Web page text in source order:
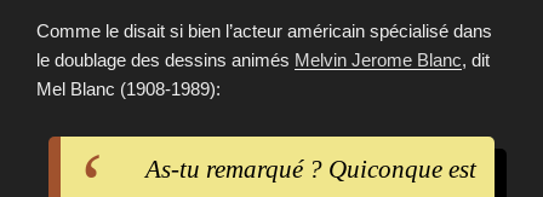
Comme le disait si bien l’acteur américain spécialisé dans
le doublage des dessins animés Melvin Jerome Blanc, dit
Mel Blanc (1908-1989):
As-tu remarqué ? Quiconque est